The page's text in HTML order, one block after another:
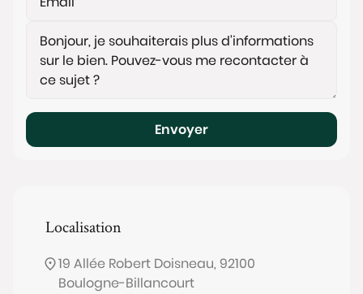
Envoyer
Localisation
19 Allée Robert Doisneau, 92100
Boulogne-Billancourt